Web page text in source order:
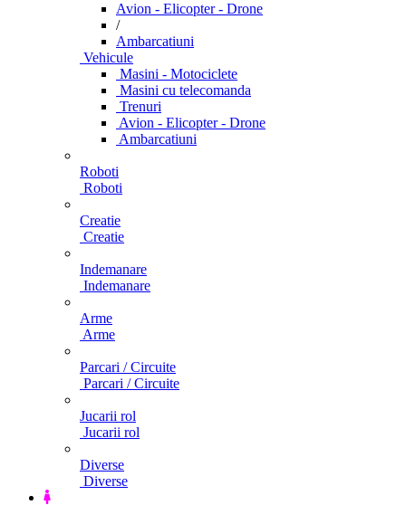
Avion - Elicopter - Drone
/
Ambarcatiuni
Vehicule
Masini - Motociclete
Masini cu telecomanda
Trenuri
Avion - Elicopter - Drone
Ambarcatiuni
Roboti
Roboti
Creatie
Creatie
Indemanare
Indemanare
Arme
Arme
Parcari / Circuite
Parcari / Circuite
Jucarii rol
Jucarii rol
Diverse
Diverse